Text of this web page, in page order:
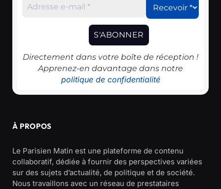
Directement dans votre boîte de réception !
Apprenez-en davantage dans notre
politique de confidentialité
À PROPOS
Le Parisien Matin est une plateforme de contenu
collaboratif, dédiée à fournir des perspectives variées
sur des sujets d’actualité, de politique et de société.
Nous travaillons avec un réseau de prestataires